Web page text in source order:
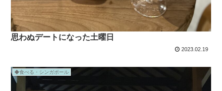
思わぬデートになった土曜日
2023.02.19
◆食べる・シンガポール